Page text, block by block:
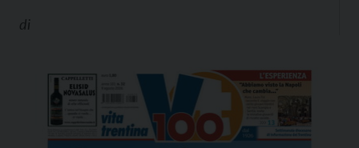
di